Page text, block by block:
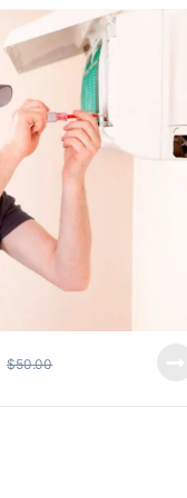
$50.00